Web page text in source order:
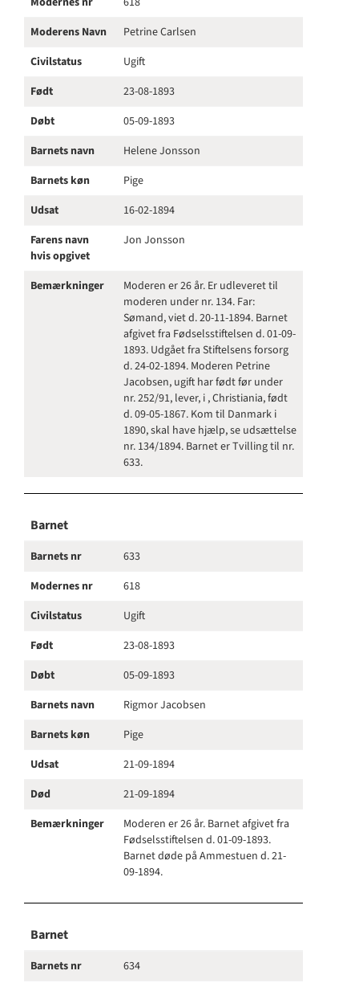
Moderens Navn
Petrine Carlsen
Civilstatus
Ugift
Født
23-08-1893
Døbt
05-09-1893
Barnets navn
Helene Jonsson
Barnets køn
Pige
Udsat
16-02-1894
Farens navn
hvis opgivet
Jon Jonsson
Bemærkninger
Moderen er 26 år. Er udleveret til
moderen under nr. 134. Far:
Sømand, viet d. 20-11-1894. Barnet
afgivet fra Fødselsstiftelsen d. 01-09-
1893. Udgået fra Stiftelsens forsorg
d. 24-02-1894. Moderen Petrine
Jacobsen, ugift har født før under
nr. 252/91, lever, i , Christiania, født
d. 09-05-1867. Kom til Danmark i
1890, skal have hjælp, se udsættelse
nr. 134/1894. Barnet er Tvilling til nr.
633.
Barnet
Barnets nr
633
Modernes nr
618
Civilstatus
Ugift
Født
23-08-1893
Døbt
05-09-1893
Barnets navn
Rigmor Jacobsen
Barnets køn
Pige
Udsat
21-09-1894
Død
21-09-1894
Bemærkninger
Moderen er 26 år. Barnet afgivet fra
Fødselsstiftelsen d. 01-09-1893.
Barnet døde på Ammestuen d. 21-
09-1894.
Barnet
Barnets nr
634